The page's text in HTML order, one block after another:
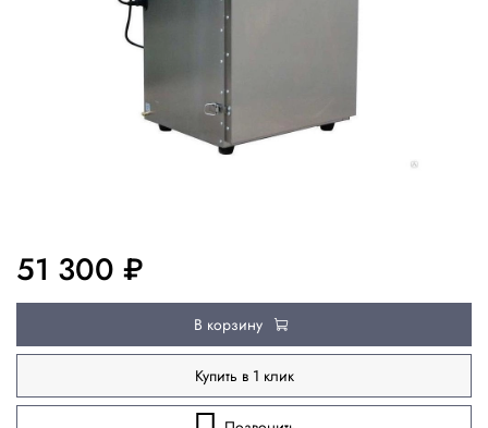
51 300 ₽
В корзину
Купить в 1 клик